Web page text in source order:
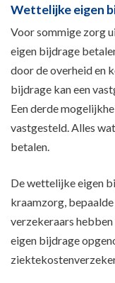
Wettelijke eigen
Voor sommige zorg
eigen bijdrage
door de overheid en
bijdrage kan een
Een derde
vastgesteld. Alles
betalen.
De wettelijke eigen
kraamzorg,
verzekeraars
eigen bijdrage